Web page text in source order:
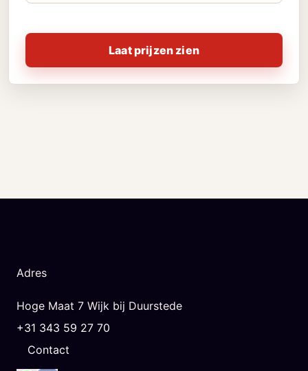
Adres
Hoge Maat 7 Wijk bij Duurstede
+31 343 59 27 70
Contact